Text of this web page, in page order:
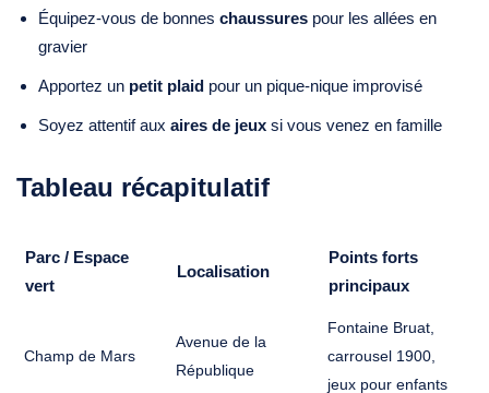
Équipez‑vous de bonnes chaussures pour les allées en
gravier
Apportez un petit plaid pour un pique‑nique improvisé
Soyez attentif aux aires de jeux si vous venez en famille
Tableau récapitulatif
Parc / Espace
vert
Localisation
Points forts
principaux
Champ de Mars
Avenue de la
République
Fontaine Bruat,
carrousel 1900,
jeux pour enfants